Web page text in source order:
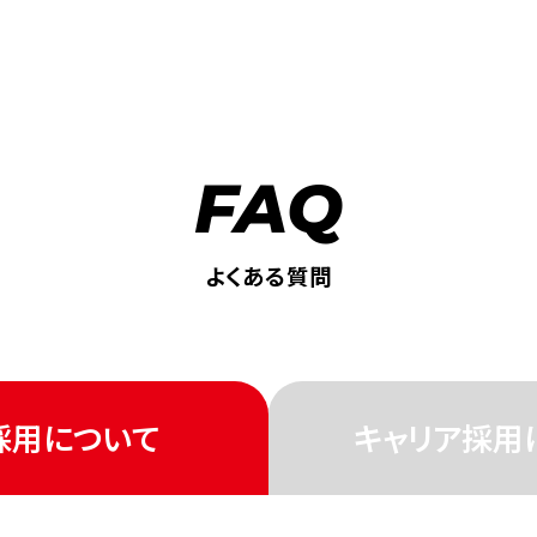
FAQ
よくある質問
について キャリア採